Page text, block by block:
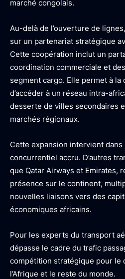
marché congolais.
Au-delà de l’ouverture de
sur un partenariat stratégique
Cette coopération inclut un
coordination commerciale et
segment cargo. Elle permet à la
d’accéder à un réseau intra-
desserte de villes secondaires
marchés régionaux.
Cette expansion intervient
concurrentiel accru. D’autres
que Qatar Airways et Emirates,
présence sur le continent,
nouvelles liaisons vers des
économiques africains.
Pour les experts du transport
dépasse le cadre du trafic
compétition stratégique pour le
l’Afrique et le reste du monde.